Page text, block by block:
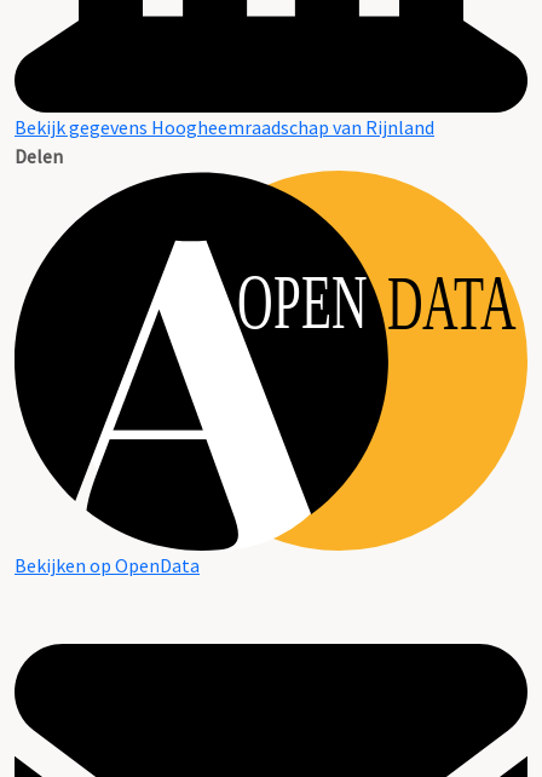
Bekijk gegevens Hoogheemraadschap van Rijnland
Delen
OPEN DATA
Bekijken op OpenData